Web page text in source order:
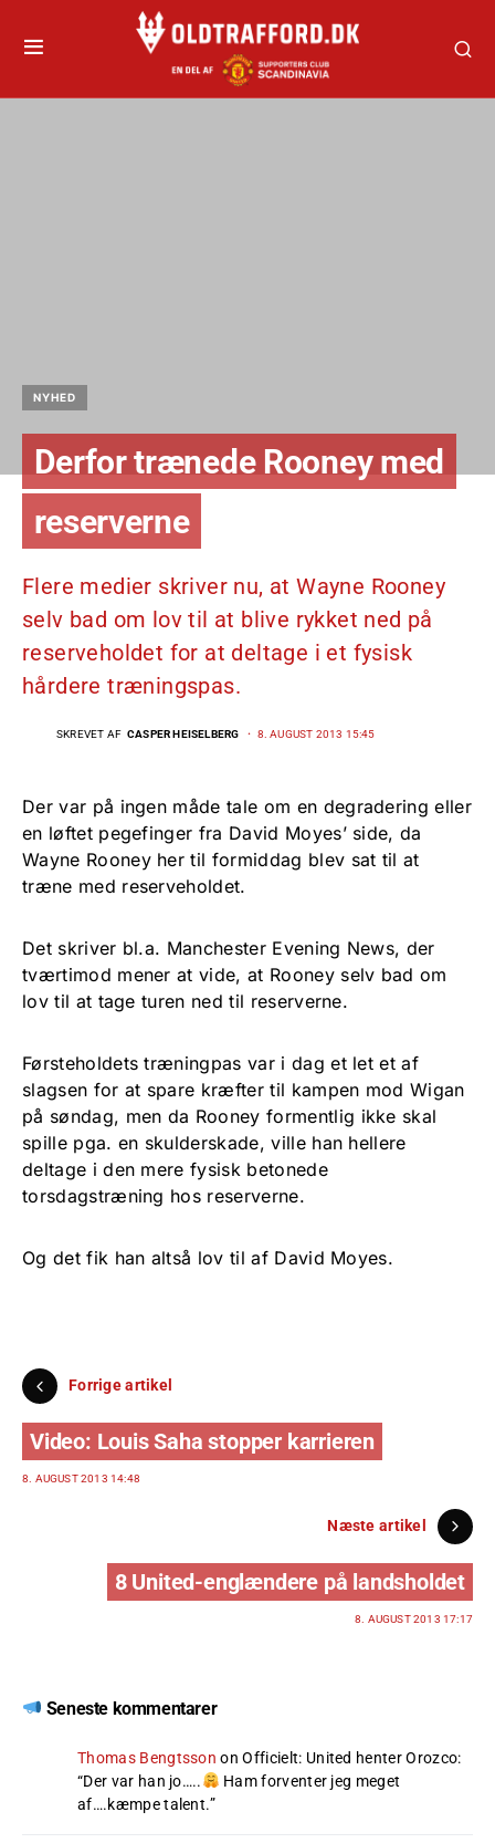
NYHED
Derfor trænede Rooney med
reserverne
Flere medier skriver nu, at Wayne Rooney
selv bad om lov til at blive rykket ned på
reserveholdet for at deltage i et fysisk
hårdere træningspas.
SKREVET AF CASPER HEISELBERG 8. AUGUST 2013 15:45
Der var på ingen måde tale om en degradering eller
en løftet pegefinger fra David Moyes’ side, da
Wayne Rooney her til formiddag blev sat til at
træne med reserveholdet.
Det skriver bl.a. Manchester Evening News, der
tværtimod mener at vide, at Rooney selv bad om
lov til at tage turen ned til reserverne.
Førsteholdets træningpas var i dag et let et af
slagsen for at spare kræfter til kampen mod Wigan
på søndag, men da Rooney formentlig ikke skal
spille pga. en skulderskade, ville han hellere
deltage i den mere fysisk betonede
torsdagstræning hos reserverne.
Og det fik han altså lov til af David Moyes.
Forrige artikel
Video: Louis Saha stopper karrieren
8. AUGUST 2013 14:48
Næste artikel
8 United-englændere på landsholdet
8. AUGUST 2013 17:17
Seneste kommentarer
Thomas Bengtsson onOfficielt: United henter Orozco:
“Der var han jo…..
Ham forventer jeg meget
af….kæmpe talent.”